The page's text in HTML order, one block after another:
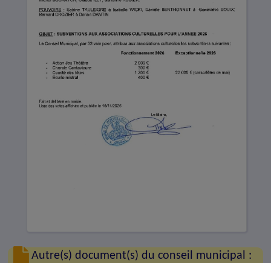
Autre(s) document(s) du conseil municipal :